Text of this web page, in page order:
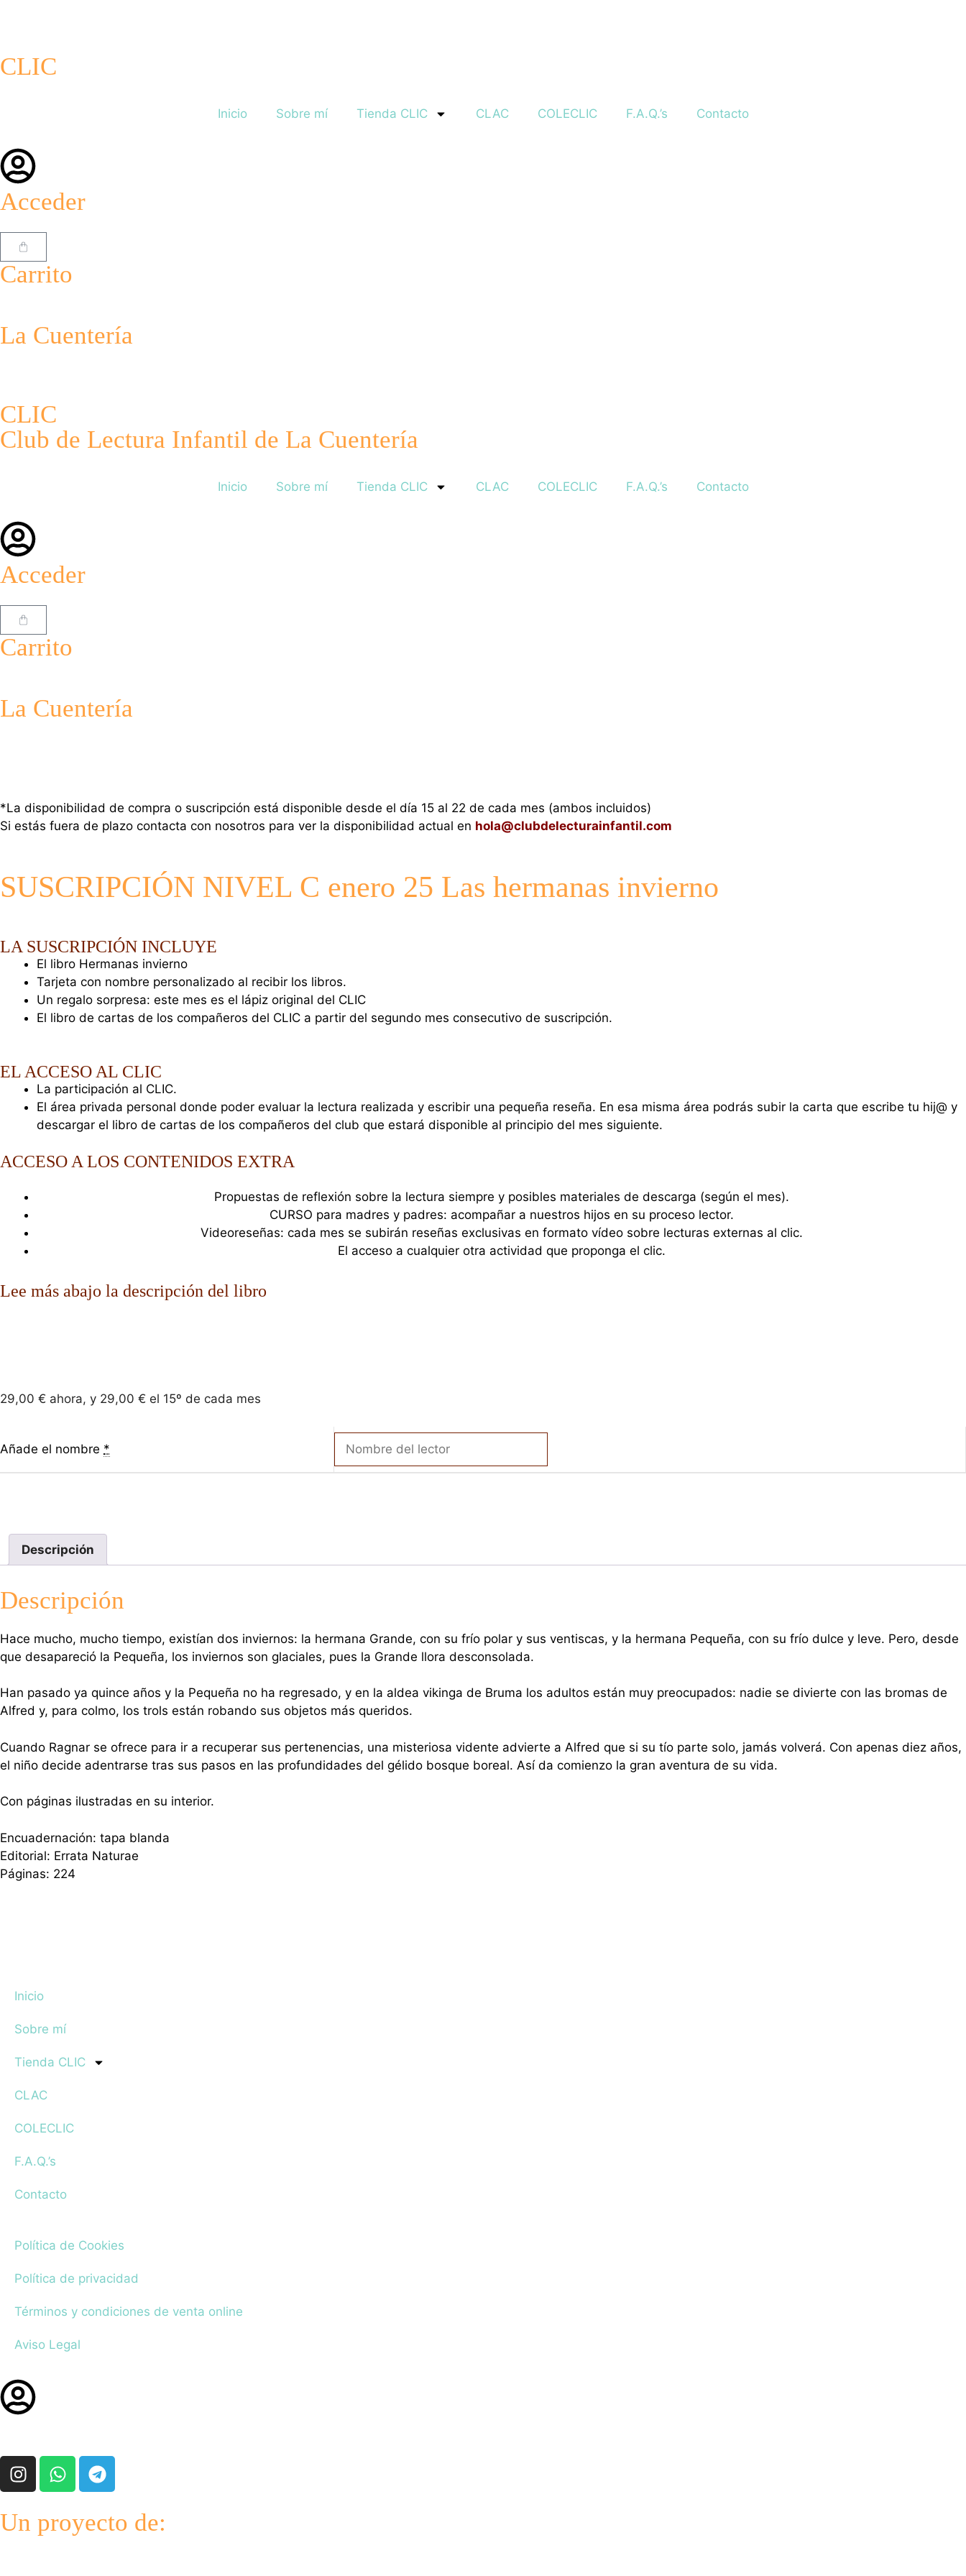
CLIC
Inicio Sobre mí Tienda CLIC CLAC COLECLIC F.A.Q.’s Contacto
Acceder
Carrito
La Cuentería
CLIC
Club de Lectura Infantil de La Cuentería
Inicio Sobre mí Tienda CLIC CLAC COLECLIC F.A.Q.’s Contacto
Acceder
Carrito
La Cuentería
*La disponibilidad de compra o suscripción está disponible desde el día 15 al 22 de cada mes (ambos incluidos)
Si estás fuera de plazo contacta con nosotros para ver la disponibilidad actual en hola@clubdelecturainfantil.com
SUSCRIPCIÓN NIVEL C enero 25 Las hermanas invierno
LA SUSCRIPCIÓN INCLUYE
El libro Hermanas invierno
Tarjeta con nombre personalizado al recibir los libros.
Un regalo sorpresa: este mes es el lápiz original del CLIC
El libro de cartas de los compañeros del CLIC a partir del segundo mes consecutivo de suscripción.
EL ACCESO AL CLIC
La participación al CLIC.
El área privada personal donde poder evaluar la lectura realizada y escribir una pequeña reseña. En esa misma área podrás subir la carta que escribe tu hij@ y
descargar el libro de cartas de los compañeros del club que estará disponible al principio del mes siguiente.
ACCESO A LOS CONTENIDOS EXTRA
Propuestas de reflexión sobre la lectura siempre y posibles materiales de descarga (según el mes).
CURSO para madres y padres: acompañar a nuestros hijos en su proceso lector.
Videoreseñas: cada mes se subirán reseñas exclusivas en formato vídeo sobre lecturas externas al clic.
El acceso a cualquier otra actividad que proponga el clic.
Lee más abajo la descripción del libro
29,00 € ahora, y 29,00 € el 15º de cada mes
Añade el nombre *
Descripción
Descripción
Hace mucho, mucho tiempo, existían dos inviernos: la hermana Grande, con su frío polar y sus ventiscas, y la hermana Pequeña, con su frío dulce y leve. Pero, desde
que desapareció la Pequeña, los inviernos son glaciales, pues la Grande llora desconsolada.
Han pasado ya quince años y la Pequeña no ha regresado, y en la aldea vikinga de Bruma los adultos están muy preocupados: nadie se divierte con las bromas de
Alfred y, para colmo, los trols están robando sus objetos más queridos.
Cuando Ragnar se ofrece para ir a recuperar sus pertenencias, una misteriosa vidente advierte a Alfred que si su tío parte solo, jamás volverá. Con apenas diez años,
el niño decide adentrarse tras sus pasos en las profundidades del gélido bosque boreal. Así da comienzo la gran aventura de su vida.
Con páginas ilustradas en su interior.
Encuadernación: tapa blanda
Editorial: Errata Naturae
Páginas: 224
Inicio
Sobre mí
Tienda CLIC
CLAC
COLECLIC
F.A.Q.’s
Contacto
Política de Cookies
Política de privacidad
Términos y condiciones de venta online
Aviso Legal
Un proyecto de: